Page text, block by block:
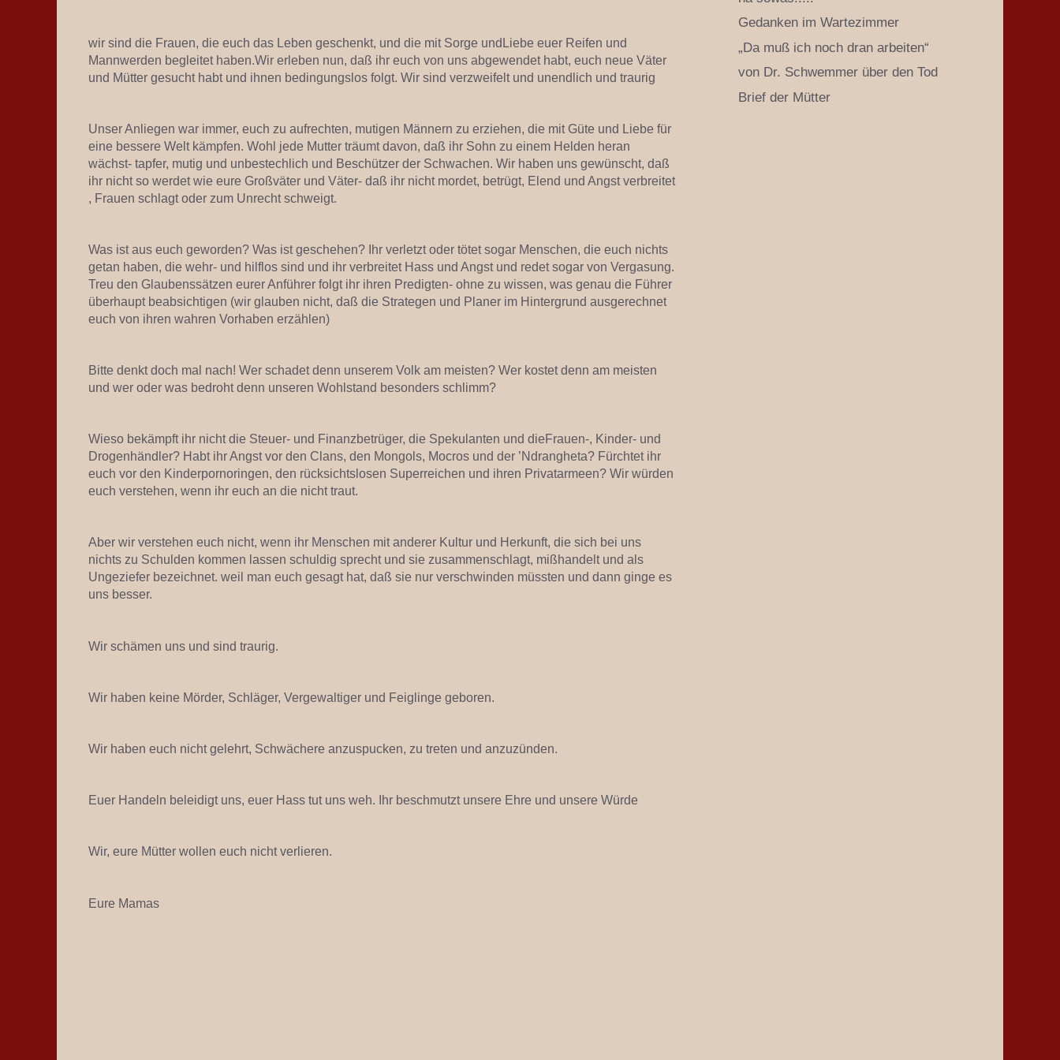
wir sind die Frauen, die euch das Leben geschenkt, und die mit Sorge undLiebe euer Reifen und
Mannwerden begleitet haben.Wir erleben nun, daß ihr euch von uns abgewendet habt, euch neue Väter
und Mütter gesucht habt und ihnen bedingungslos folgt. Wir sind verzweifelt und unendlich und traurig
Unser Anliegen war immer, euch zu aufrechten, mutigen Männern zu erziehen, die mit Güte und Liebe für
eine bessere Welt kämpfen. Wohl jede Mutter träumt davon, daß ihr Sohn zu einem Helden heran
wächst- tapfer, mutig und unbestechlich und Beschützer der Schwachen. Wir haben uns gewünscht, daß
ihr nicht so werdet wie eure Großväter und Väter- daß ihr nicht mordet, betrügt, Elend und Angst verbreitet
, Frauen schlagt oder zum Unrecht schweigt.
Was ist aus euch geworden? Was ist geschehen? Ihr verletzt oder tötet sogar Menschen, die euch nichts
getan haben, die wehr- und hilflos sind und ihr verbreitet Hass und Angst und redet sogar von Vergasung.
Treu den Glaubenssätzen eurer Anführer folgt ihr ihren Predigten- ohne zu wissen, was genau die Führer
überhaupt beabsichtigen (wir glauben nicht, daß die Strategen und Planer im Hintergrund ausgerechnet
euch von ihren wahren Vorhaben erzählen)
Bitte denkt doch mal nach! Wer schadet denn unserem Volk am meisten? Wer kostet denn am meisten
und wer oder was bedroht denn unseren Wohlstand besonders schlimm?
Wieso bekämpft ihr nicht die Steuer- und Finanzbetrüger, die Spekulanten und dieFrauen-, Kinder- und
Drogenhändler? Habt ihr Angst vor den Clans, den Mongols, Mocros und der ’Ndrangheta? Fürchtet ihr
euch vor den Kinderpornoringen, den rücksichtslosen Superreichen und ihren Privatarmeen? Wir würden
euch verstehen, wenn ihr euch an die nicht traut.
Aber wir verstehen euch nicht, wenn ihr Menschen mit anderer Kultur und Herkunft, die sich bei uns
nichts zu Schulden kommen lassen schuldig sprecht und sie zusammenschlagt, mißhandelt und als
Ungeziefer bezeichnet. weil man euch gesagt hat, daß sie nur verschwinden müssten und dann ginge es
uns besser.
Wir schämen uns und sind traurig.
Wir haben keine Mörder, Schläger, Vergewaltiger und Feiglinge geboren.
Wir haben euch nicht gelehrt, Schwächere anzuspucken, zu treten und anzuzünden.
Euer Handeln beleidigt uns, euer Hass tut uns weh. Ihr beschmutzt unsere Ehre und unsere Würde
Wir, eure Mütter wollen euch nicht verlieren.
Eure Mamas
Gedanken im Wartezimmer
„Da muß ich noch dran arbeiten“
von Dr. Schwemmer über den Tod
Brief der Mütter